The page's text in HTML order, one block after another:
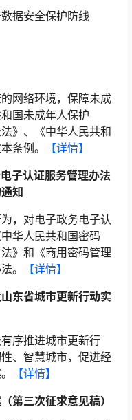
据安全保护防线
网络环境，保障未成
国未成年人保护
》、《中华人民共和
条例。
【详情】
子认证服务管理办法
知
，对电子政务电子认
华人民共和国密码
》和《商用密码管理
。
【详情】
东省城市更新行动实
序推进城市更新行
、智慧城市，促进经
【详情】
第三次征求意见稿）